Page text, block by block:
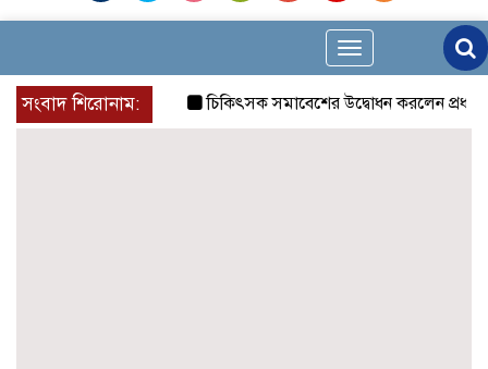
Toggle
navigation
সংবাদ শিরোনাম:
চিকিৎসক সমাবেশের উদ্বোধন করলেন প্রধানমন্ত্রী